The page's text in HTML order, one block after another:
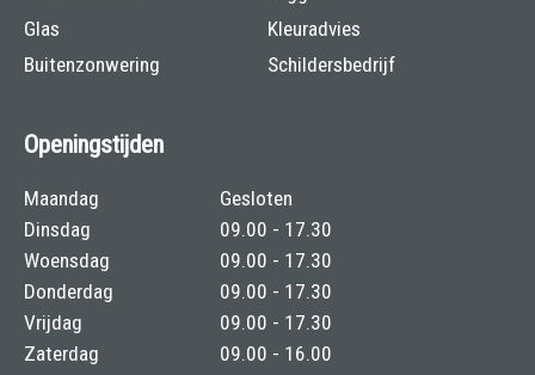
Glas
Buitenzonwering
Kleuradvies
Schildersbedrijf
Openingstijden
Maandag
Gesloten
Dinsdag
09.00 - 17.30
Woensdag
09.00 - 17.30
Donderdag
09.00 - 17.30
Vrijdag
09.00 - 17.30
Zaterdag
09.00 - 16.00